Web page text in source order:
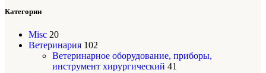
Категории
Misc 20
Ветеринария 102
Ветеринарное оборудование, приборы,
инструмент хирургический 41